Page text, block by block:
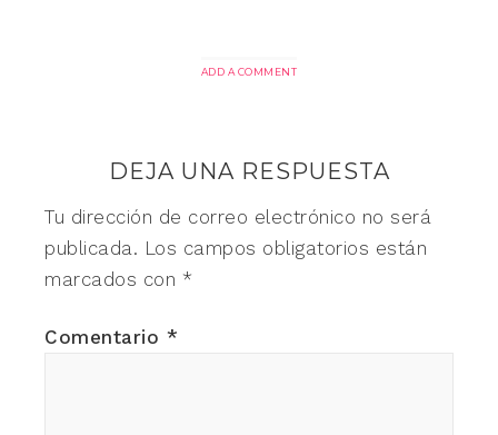
ADD A COMMENT
DEJA UNA RESPUESTA
Tu dirección de correo electrónico no será
publicada. Los campos obligatorios están
marcados con *
Comentario *